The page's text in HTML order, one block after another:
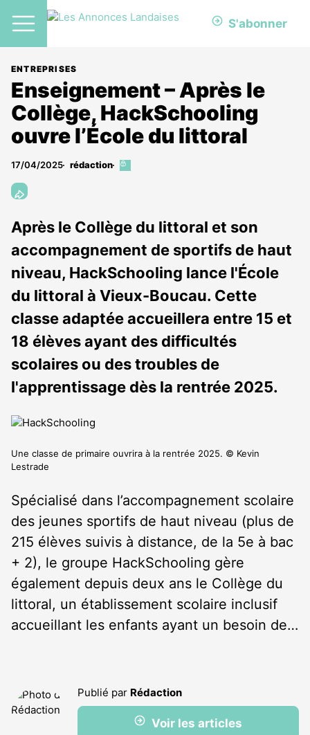
S'abonner
ENTREPRISES
Enseignement – Après le
Collège, HackSchooling
ouvre l’École du littoral
17/04/2025 rédaction
Cet
abonnés
Après le Collège du littoral et son
accompagnement de sportifs de haut
niveau, HackSchooling lance l'École
du littoral à Vieux-Boucau. Cette
classe adaptée accueillera entre 15 et
18 élèves ayant des difficultés
scolaires ou des troubles de
l'apprentissage dès la rentrée 2025.
Une classe de primaire ouvrira à la rentrée 2025. © Kevin
Lestrade
Spécialisé dans l’accompagnement scolaire
des jeunes sportifs de haut niveau (plus de
215 élèves suivis à distance, de la 5e à bac
+ 2), le groupe HackSchooling gère
également depuis deux ans le Collège du
littoral, un établissement scolaire inclusif
accueillant les enfants ayant un besoin de…
Publié par Rédaction
Voir les articles